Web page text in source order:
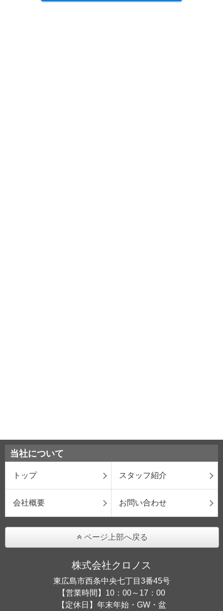
当社について
トップ スタッフ紹介
会社概要 お問い合わせ
ページ上部へ戻る
株式会社クロノス
東広島市西条中央七丁目3番45号
【営業時間】10：00～17：00
【定休日】年末年始・GW・盆